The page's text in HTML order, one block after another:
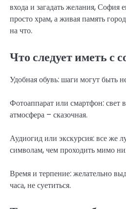
входа и загадать желания, София
просто храм, а живая память
на что.
Что следует иметь с
Удобная обувь: шаги могут быть
Фотоаппарат или смартфон: свет
атмосфера – сказочная.
Аудиогид или экскурсия: все же
символам, чем проходить мимо
Время и терпение: желательно
часа, не суетиться.